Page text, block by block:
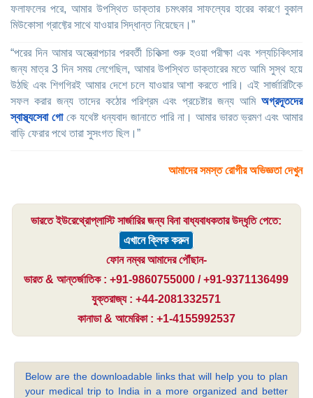
ফলাফলের পরে, আমার উপস্থিত ডাক্তার চমৎকার সাফল্যের হারের কারণে বুকাল
মিউকোসা গ্রাফ্টের সাথে যাওয়ার সিদ্ধান্ত নিয়েছেন।”
“পরের দিন আমার অস্ত্রোপচার পরবর্তী চিকিত্সা শুরু হওয়া পরীক্ষা এবং শল্যচিকিৎসার
জন্য মাত্র 3 দিন সময় লেগেছিল, আমার উপস্থিত ডাক্তারের মতে আমি সুস্থ হয়ে
উঠছি এবং শিগগিরই আমার দেশে চলে যাওয়ার আশা করতে পারি। এই সার্জারিটিকে
সফল করার জন্য তাদের কঠোর পরিশ্রম এবং প্রচেষ্টার জন্য আমি অগ্রদূতদের
স্বাস্থ্যসেবা গো কে যথেষ্ট ধন্যবাদ জানাতে পারি না। আমার ভারত ভ্রমণ এবং আমার
বাড়ি ফেরার পথে তারা সুসংগত ছিল।”
আমাদের সমস্ত রোগীর অভিজ্ঞতা দেখুন
ভারতে ইউরেথ্রোপ্লাস্টি সার্জারির জন্য বিনা বাধ্যবাধকতার উদ্ধৃতি পেতে:
এখানে ক্লিক করুন
ফোন নম্বর আমাদের পৌঁছান-
ভারত & আন্তর্জাতিক : +91-9860755000 / +91-9371136499
যুক্তরাজ্য : +44-2081332571
কানাডা & আমেরিকা : +1-4155992537
Below are the downloadable links that will help you to plan
your medical trip to India in a more organized and better